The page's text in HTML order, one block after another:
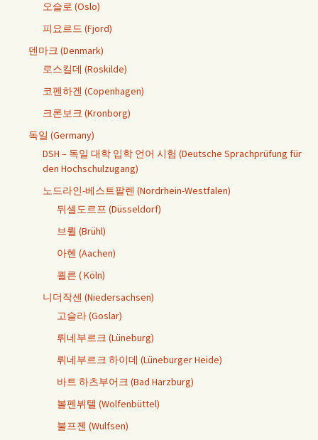
오슬로 (Oslo)
피요르드 (Fjord)
덴마크 (Denmark)
로스킬데 (Roskilde)
코펜하겐 (Copenhagen)
크론보크 (Kronborg)
독일 (Germany)
DSH – 독일 대학 입학 언어 시험 (Deutsche Sprachprüfung für
den Hochschulzugang)
노드라인-베스트팔렌 (Nordrhein-Westfalen)
뒤셀도르프 (Düsseldorf)
브륄 (Brühl)
아헨 (Aachen)
쾰른 ( Köln)
니더작센 (Niedersachsen)
고슬라 (Goslar)
뤼네부르크 (Lüneburg)
뤼네부르크 하이데 (Lüneburger Heide)
바트 하츠부어크 (Bad Harzburg)
볼펜뷔텔 (Wolfenbüttel)
불프젠 (Wulfsen)